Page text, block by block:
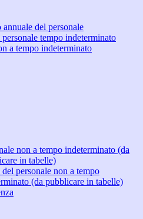
annuale del personale
personale tempo indeterminato
a tempo indeterminato
non a tempo indeterminato (da
in tabelle)
del personale non a tempo
(da pubblicare in tabelle)